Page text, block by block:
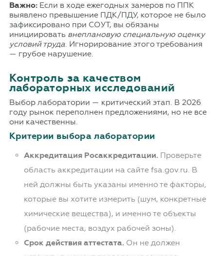
Важно:Если в ходе ежегодных замеров по ППК
выявлено превышение ПДК/ПДУ, которое не было
зафиксировано при СОУТ, вы обязаны
инициировать внеплановую специальную оценку
условий труда. Игнорирование этого требования
— грубое нарушение.
Контроль за качеством
лабораторных исследований
Выбор лаборатории — критический этап. В 2026
году рынок переполнен предложениями, но не все
они качественны.
Критерии выбора лаборатории
Аккредитация Росаккредитации.Проверьте
область аккредитации на сайте fsa.gov.ru. В
ней должны быть указаны именно те факторы,
которые вы хотите измерить (шум, конкретные
химические вещества), и именно те объекты
(рабочие места, воздух рабочей зоны).
Срок действия аттестата.Он не должен